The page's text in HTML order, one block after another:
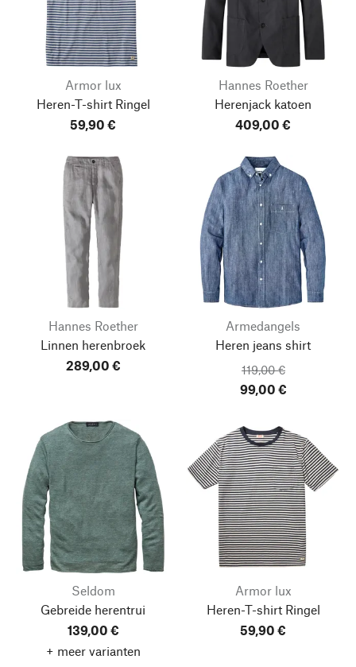
Armor lux
Heren-T-shirt Ringel
59,90 €
Hannes Roether
Herenjack katoen
409,00 €
Hannes Roether
Linnen herenbroek
289,00 €
Armedangels
Heren jeans shirt
119,00 €
99,00 €
Seldom
Gebreide herentrui
139,00 €
+ meer varianten
Armor lux
Heren-T-shirt Ringel
59,90 €